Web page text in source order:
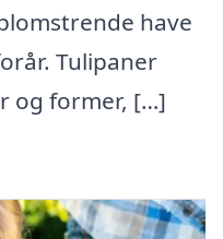
have
Tulipaner
og former, […]